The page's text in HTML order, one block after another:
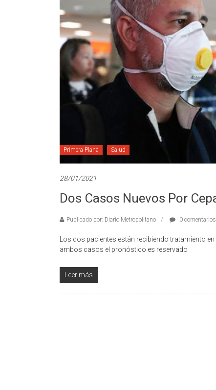
Primera Plana Salud
28/01/2021
Dos Casos Nuevos Por
Publicado por: Diario Metropolitano 0 comentarios
Los dos pacientes están recibiendo tratamiento
ambos casos el pronóstico es reservado
Leer más